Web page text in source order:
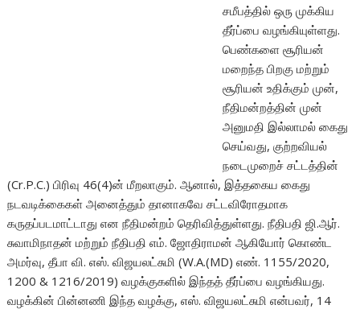
சமீபத்தில் ஒரு முக்கிய
தீர்ப்பை வழங்கியுள்ளது.
பெண்களை சூரியன்
மறைந்த பிறகு மற்றும்
சூரியன் உதிக்கும் முன்,
நீதிமன்றத்தின் முன்
அனுமதி இல்லாமல் கைது
செய்வது, குற்றவியல்
நடைமுறைச் சட்டத்தின்
(Cr.P.C.) பிரிவு 46(4)ன் மீறலாகும். ஆனால், இத்தகைய கைது
நடவடிக்கைகள் அனைத்தும் தானாகவே சட்டவிரோதமாக
கருதப்படமாட்டாது என நீதிமன்றம் தெரிவித்துள்ளது. நீதிபதி ஜி.ஆர்.
சுவாமிநாதன் மற்றும் நீதிபதி எம். ஜோதிராமன் ஆகியோர் கொண்ட
அமர்வு, தீபா வி. எஸ். விஜயலட்சுமி (W.A.(MD) எண். 1155/2020,
1200 & 1216/2019) வழக்குகளில் இந்தத் தீர்ப்பை வழங்கியது.
வழக்கின் பின்னணி இந்த வழக்கு, எஸ். விஜயலட்சுமி என்பவர், 14